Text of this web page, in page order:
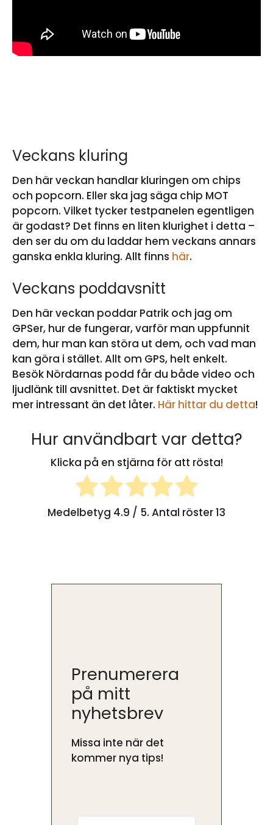
Veckans kluring
Den här veckan handlar kluringen om chips
och popcorn. Eller ska jag säga chip MOT
popcorn. Vilket tycker testpanelen egentligen
är godast? Det finns en liten klurighet i detta –
den ser du om du laddar hem veckans annars
ganska enkla kluring. Allt finns här.
Veckans poddavsnitt
Den här veckan poddar Patrik och jag om
GPSer, hur de fungerar, varför man uppfunnit
dem, hur man kan störa ut dem, och vad man
kan göra i stället. Allt om GPS, helt enkelt.
Besök Nördarnas podd får du både video och
ljudlänk till avsnittet. Det är faktiskt mycket
mer intressant än det låter. Här hittar du detta!
Hur användbart var detta?
Klicka på en stjärna för att rösta!
Medelbetyg 4.9 / 5. Antal röster13
Prenumerera
på mitt
nyhetsbrev
Missa inte när det
kommer nya tips!